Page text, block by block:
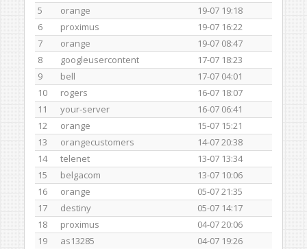
5
orange
19-07 19:18
6
proximus
19-07 16:22
7
orange
19-07 08:47
8
googleusercontent
17-07 18:23
9
bell
17-07 04:01
10
rogers
16-07 18:07
11
your-server
16-07 06:41
12
orange
15-07 15:21
13
orangecustomers
14-07 20:38
14
telenet
13-07 13:34
15
belgacom
13-07 10:06
16
orange
05-07 21:35
17
destiny
05-07 14:17
18
proximus
04-07 20:06
19
as13285
04-07 19:26